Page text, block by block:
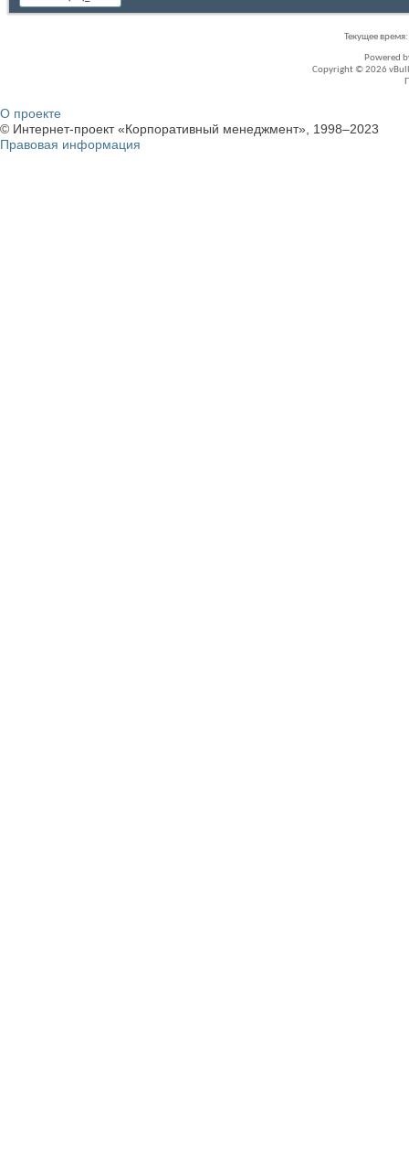
Текущее время:
Powered
Copyright © 2026
О проекте
© Интернет-проект «Корпоративный менеджмент», 1998–2023
Правовая информация